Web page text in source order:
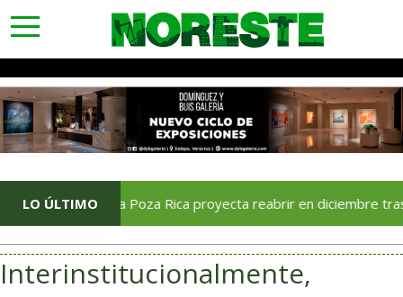
toggle
navigation
LO ÚLTIMO
Soriana Poza Rica proyecta reabrir en diciembre tras avance
Interinstitucionalmente,